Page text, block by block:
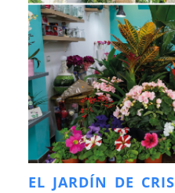
EL JARDÍN DE CRIS